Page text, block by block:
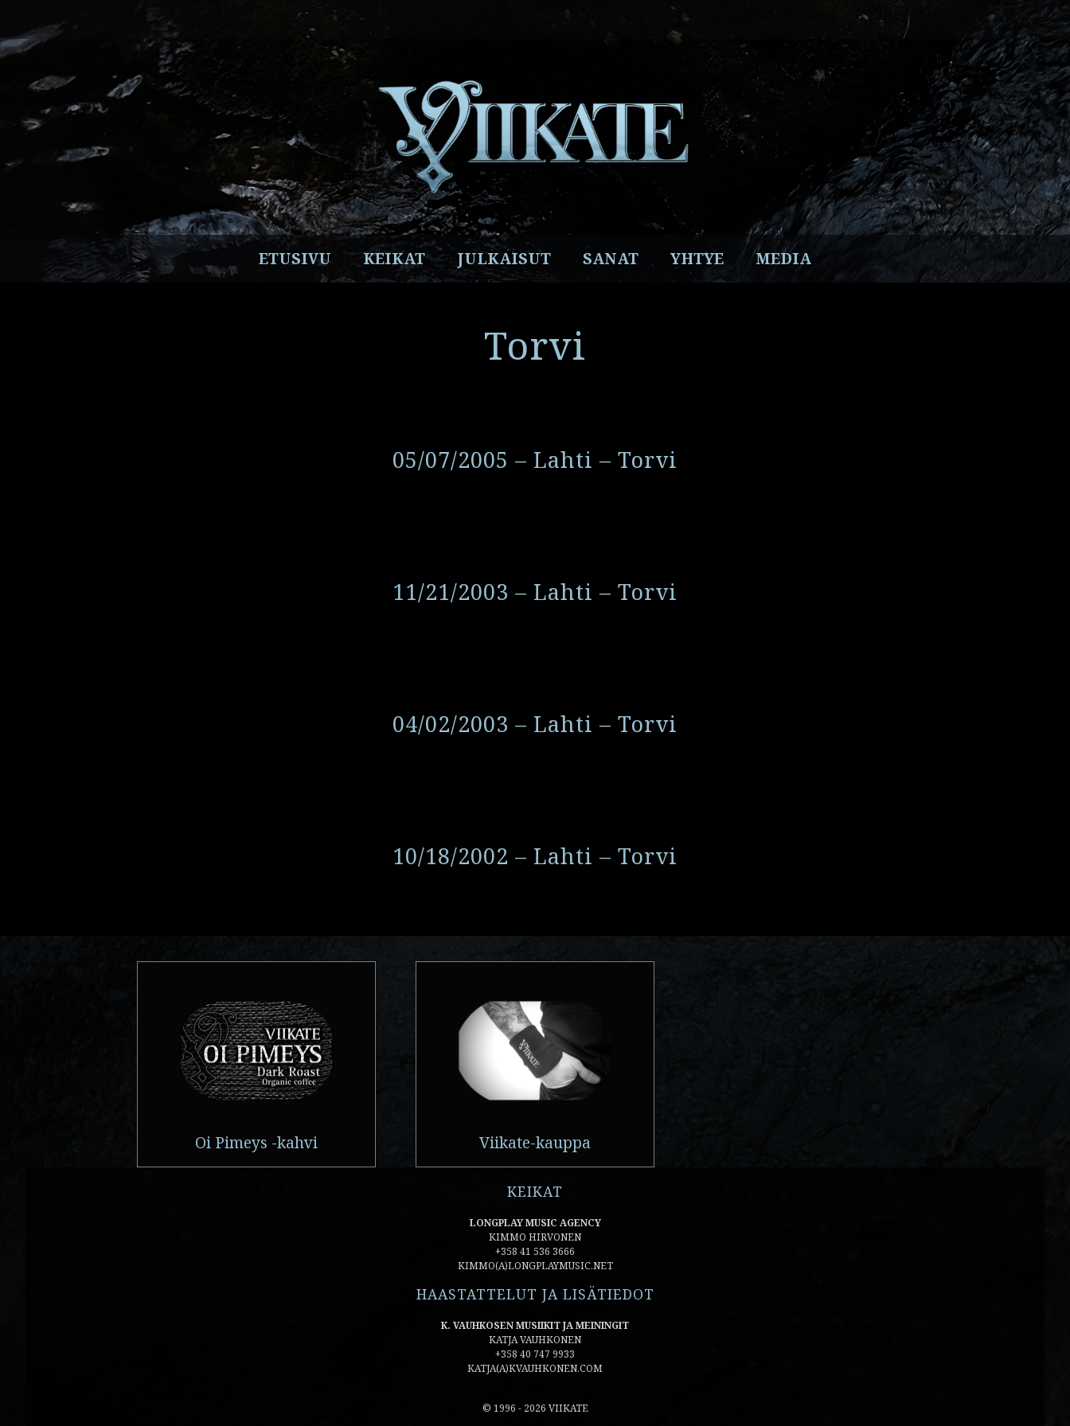
sisältöön
Instagram
TwitterYouTube
ETUSIVU KEIKAT JULKAISUT SANAT YHTYE MEDIA
Torvi
05/07/2005 – Lahti – Torvi
11/21/2003 – Lahti – Torvi
04/02/2003 – Lahti – Torvi
10/18/2002 – Lahti – Torvi
Oi Pimeys -kahvi Viikate-kauppa
KEIKAT
LONGPLAY MUSIC AGENCY
KIMMO HIRVONEN
+358 41 536 3666
KIMMO(A)LONGPLAYMUSIC.NET
HAASTATTELUT JA LISÄTIEDOT
K. VAUHKOSEN MUSIIKIT JA MEININGIT
KATJA VAUHKONEN
+358 40 747 9933
KATJA(A)KVAUHKONEN.COM
© 1996 - 2026 VIIKATE